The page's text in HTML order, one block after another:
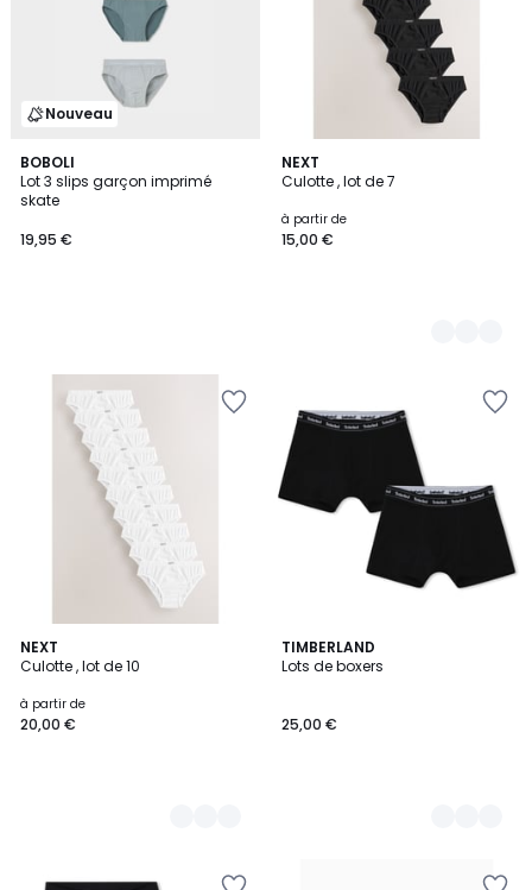
Nouveau
BOBOLI
Lot 3 slips garçon imprimé
skate
19,95 €
NEXT
Culotte , lot de 7
à partir de
15,00 €
4
Couleurs
NEXT
Culotte , lot de 10
à partir de
20,00 €
3
Couleurs
TIMBERLAND
Lots de boxers
25,00 €
2
Couleurs